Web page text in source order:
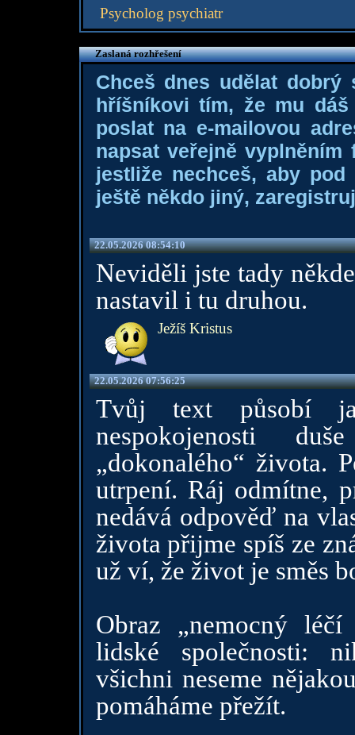
Psycholog psychiatr
Zaslaná rozhřešení
Chceš dnes udělat dobrý
hříšníkovi tím, že mu
poslat na e-mailovou
napsat veřejně
jestliže nechceš, aby
ještě někdo jiný,
22.05.2026 08:54:10
Neviděli jste tady
nastavil i tu druhou.
Ježíš Kristus
22.05.2026 07:56:25
Tvůj text působí
nespokojenosti
„dokonalého“ života.
utrpení. Ráj odmítne,
nedává odpověď na
života přijme spíš ze
už ví, že život je směs
Obraz „nemocný
lidské společnosti:
všichni neseme
pomáháme přežít.